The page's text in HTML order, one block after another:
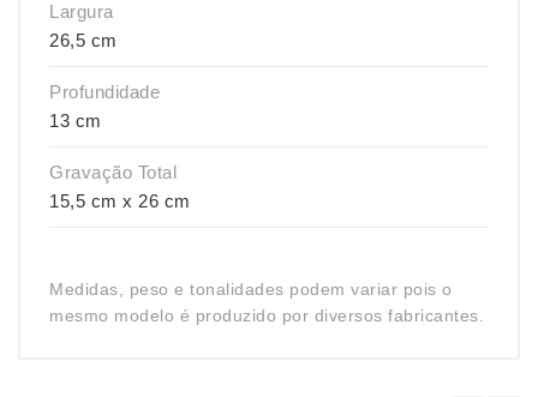
Largura
26,5 cm
Profundidade
13 cm
Gravação Total
15,5 cm x 26 cm
Medidas, peso e tonalidades podem variar pois o
mesmo modelo é produzido por diversos fabricantes.